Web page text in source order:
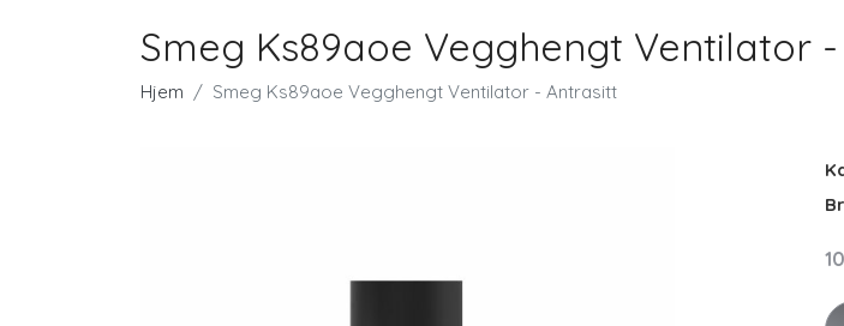
Smeg Ks89aoe Vegghengt Ventilator
Hjem Smeg Ks89aoe Vegghengt Ventilator - Antrasitt